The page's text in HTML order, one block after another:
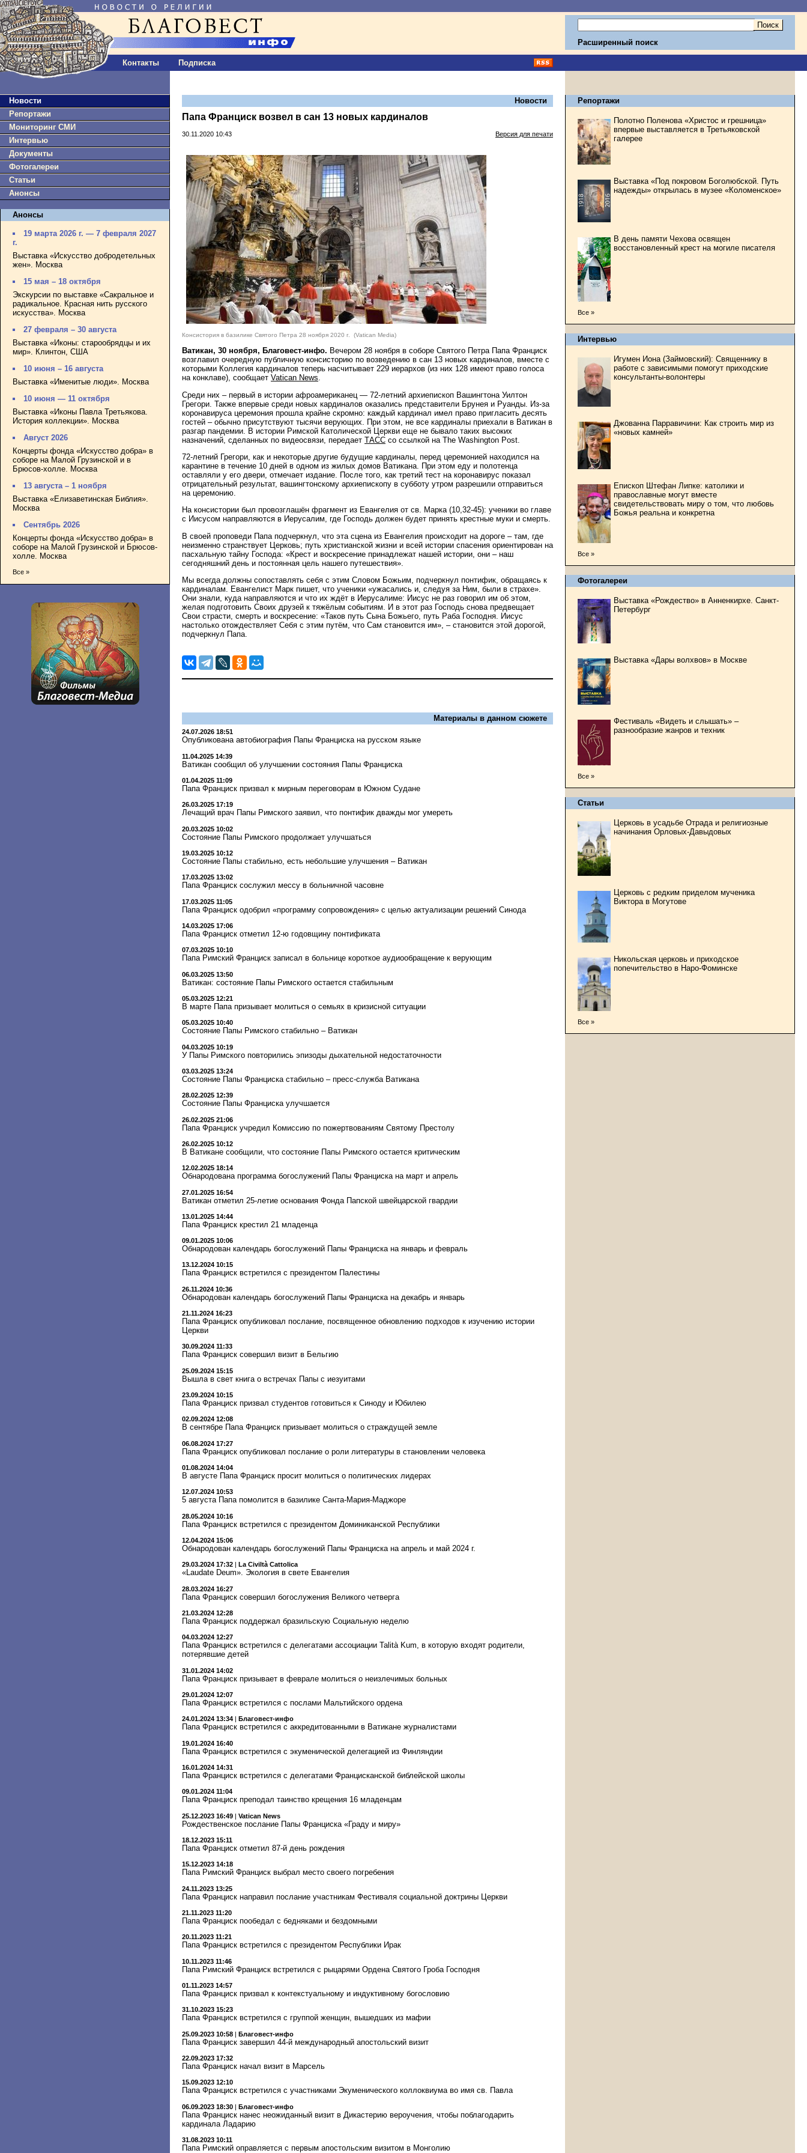
Контакты Подписка
Расширенный поиск
Новости
Репортажи
Мониторинг СМИ
Интервью
Документы
Фотогалереи
Статьи
Анонсы
Анонсы
19 марта 2026 г. — 7 февраля 2027
г.
Выставка «Искусство добродетельных
жен». Москва
15 мая – 18 октября
Экскурсии по выставке «Сакральное и
радикальное. Красная нить русского
искусства». Москва
27 февраля – 30 августа
Выставка «Иконы: старообрядцы и их
мир». Клинтон, США
10 июня – 16 августа
Выставка «Именитые люди». Москва
10 июня — 11 октября
Выставка «Иконы Павла Третьякова.
История коллекции». Москва
Август 2026
Концерты фонда «Искусство добра» в
соборе на Малой Грузинской и в
Брюсов-холле. Москва
13 августа – 1 ноября
Выставка «Елизаветинская Библия».
Москва
Сентябрь 2026
Концерты фонда «Искусство добра» в
соборе на Малой Грузинской и Брюсов-
холле. Москва
Все »
Новости
Папа Франциск возвел в сан 13 новых кардиналов
30.11.2020 10:43 Версия для печати
Консистория в базилике Святого Петра 28 ноября 2020 г. (Vatican Media)
Ватикан, 30 ноября, Благовест-инфо. Вечером 28 ноября в соборе Святого Петра Папа Франциск
возглавил очередную публичную консисторию по возведению в сан 13 новых кардиналов, вместе с
которыми Коллегия кардиналов теперь насчитывает 229 иерархов (из них 128 имеют право голоса
на конклаве), сообщает Vatican News.
Среди них – первый в истории афроамериканец — 72-летний архиепископ Вашингтона Уилтон
Грегори. Также впервые среди новых кардиналов оказались представители Брунея и Руанды. Из-за
коронавируса церемония прошла крайне скромно: каждый кардинал имел право пригласить десять
гостей – обычно присутствуют тысячи верующих. При этом, не все кардиналы приехали в Ватикан в
разгар пандемии. В истории Римской Католической Церкви еще не бывало таких высоких
назначений, сделанных по видеосвязи, передает ТАСС со ссылкой на The Washington Post.
72-летний Грегори, как и некоторые другие будущие кардиналы, перед церемонией находился на
карантине в течение 10 дней в одном из жилых домов Ватикана. При этом еду и полотенца
оставляли у его двери, отмечает издание. После того, как третий тест на коронавирус показал
отрицательный результат, вашингтонскому архиепископу в субботу утром разрешили отправиться
на церемонию.
На консистории был провозглашён фрагмент из Евангелия от св. Марка (10,32-45): ученики во главе
с Иисусом направляются в Иерусалим, где Господь должен будет принять крестные муки и смерть.
В своей проповеди Папа подчеркнул, что эта сцена из Евангелия происходит на дороге – там, где
неизменно странствует Церковь; путь христианской жизни и всей истории спасения ориентирован на
пасхальную тайну Господа: «Крест и воскресение принадлежат нашей истории, они – наш
сегодняшний день и постоянная цель нашего путешествия».
Мы всегда должны сопоставлять себя с этим Словом Божьим, подчеркнул понтифик, обращаясь к
кардиналам. Евангелист Марк пишет, что ученики «ужасались и, следуя за Ним, были в страхе».
Они знали, куда направляются и что их ждёт в Иерусалиме: Иисус не раз говорил им об этом,
желая подготовить Своих друзей к тяжёлым событиям. И в этот раз Господь снова предвещает
Свои страсти, смерть и воскресение: «Таков путь Сына Божьего, путь Раба Господня. Иисус
настолько отождествляет Себя с этим путём, что Сам становится им», – становится этой дорогой,
подчеркнул Папа.
Материалы в данном сюжете
24.07.2026 18:51
Опубликована автобиография Папы Франциска на русском языке
11.04.2025 14:39
Ватикан сообщил об улучшении состояния Папы Франциска
01.04.2025 11:09
Папа Франциск призвал к мирным переговорам в Южном Судане
26.03.2025 17:19
Лечащий врач Папы Римского заявил, что понтифик дважды мог умереть
20.03.2025 10:02
Состояние Папы Римского продолжает улучшаться
19.03.2025 10:12
Состояние Папы стабильно, есть небольшие улучшения – Ватикан
17.03.2025 13:02
Папа Франциск сослужил мессу в больничной часовне
17.03.2025 11:05
Папа Франциск одобрил «программу сопровождения» с целью актуализации решений Синода
14.03.2025 17:06
Папа Франциск отметил 12-ю годовщину понтификата
07.03.2025 10:10
Папа Римский Франциск записал в больнице короткое аудиообращение к верующим
06.03.2025 13:50
Ватикан: состояние Папы Римского остается стабильным
05.03.2025 12:21
В марте Папа призывает молиться о семьях в кризисной ситуации
05.03.2025 10:40
Состояние Папы Римского стабильно – Ватикан
04.03.2025 10:19
У Папы Римского повторились эпизоды дыхательной недостаточности
03.03.2025 13:24
Состояние Папы Франциска стабильно – пресс-служба Ватикана
28.02.2025 12:39
Состояние Папы Франциска улучшается
26.02.2025 21:06
Папа Франциск учредил Комиссию по пожертвованиям Святому Престолу
26.02.2025 10:12
В Ватикане сообщили, что состояние Папы Римского остается критическим
12.02.2025 18:14
Обнародована программа богослужений Папы Франциска на март и апрель
27.01.2025 16:54
Ватикан отметил 25-летие основания Фонда Папской швейцарской гвардии
13.01.2025 14:44
Папа Франциск крестил 21 младенца
09.01.2025 10:06
Обнародован календарь богослужений Папы Франциска на январь и февраль
13.12.2024 10:15
Папа Франциск встретился с президентом Палестины
26.11.2024 10:36
Обнародован календарь богослужений Папы Франциска на декабрь и январь
21.11.2024 16:23
Папа Франциск опубликовал послание, посвященное обновлению подходов к изучению истории
Церкви
30.09.2024 11:33
Папа Франциск совершил визит в Бельгию
25.09.2024 15:15
Вышла в свет книга о встречах Папы с иезуитами
23.09.2024 10:15
Папа Франциск призвал студентов готовиться к Синоду и Юбилею
02.09.2024 12:08
В сентябре Папа Франциск призывает молиться о страждущей земле
06.08.2024 17:27
Папа Франциск опубликовал послание о роли литературы в становлении человека
01.08.2024 14:04
В августе Папа Франциск просит молиться о политических лидерах
12.07.2024 10:53
5 августа Папа помолится в базилике Санта-Мария-Маджоре
28.05.2024 10:16
Папа Франциск встретился с президентом Доминиканской Республики
12.04.2024 15:06
Обнародован календарь богослужений Папы Франциска на апрель и май 2024 г.
29.03.2024 17:32 La Civiltà Cattolica
«Laudate Deum». Экология в свете Евангелия
28.03.2024 16:27
Папа Франциск совершил богослужения Великого четверга
21.03.2024 12:28
Папа Франциск поддержал бразильскую Социальную неделю
04.03.2024 12:27
Папа Франциск встретился с делегатами ассоциации Talità Kum, в которую входят родители,
потерявшие детей
31.01.2024 14:02
Папа Франциск призывает в феврале молиться о неизлечимых больных
29.01.2024 12:07
Папа Франциск встретился с послами Мальтийского ордена
24.01.2024 13:34 Благовест-инфо
Папа Франциск встретился с аккредитованными в Ватикане журналистами
19.01.2024 16:40
Папа Франциск встретился с экуменической делегацией из Финляндии
16.01.2024 14:31
Папа Франциск встретился с делегатами Францисканской библейской школы
09.01.2024 11:04
Папа Франциск преподал таинство крещения 16 младенцам
25.12.2023 16:49 | Vatican News
Рождественское послание Папы Франциска «Граду и миру»
18.12.2023 15:11
Папа Франциск отметил 87-й день рождения
15.12.2023 14:18
Папа Римский Франциск выбрал место своего погребения
24.11.2023 13:25
Папа Франциск направил послание участникам Фестиваля социальной доктрины Церкви
21.11.2023 11:20
Папа Франциск пообедал с бедняками и бездомными
20.11.2023 11:21
Папа Франциск встретился с президентом Республики Ирак
10.11.2023 11:46
Папа Римский Франциск встретился с рыцарями Ордена Святого Гроба Господня
01.11.2023 14:57
Папа Франциск призвал к контекстуальному и индуктивному богословию
31.10.2023 15:23
Папа Франциск встретился с группой женщин, вышедших из мафии
25.09.2023 10:58 | Благовест-инфо
Папа Франциск завершил 44-й международный апостольский визит
22.09.2023 17:32
Папа Франциск начал визит в Марсель
15.09.2023 12:10
Папа Франциск встретился с участниками Экуменического коллоквиума во имя св. Павла
06.09.2023 18:30 | Благовест-инфо
Папа Франциск нанес неожиданный визит в Дикастерию вероучения, чтобы поблагодарить
кардинала Ладарию
31.08.2023 10:11
Папа Римский оправляется с первым апостольским визитом в Монголию
Репортажи
Полотно Поленова «Христос и грешница»
впервые выставляется в Третьяковской
галерее
Выставка «Под покровом Боголюбской. Путь
надежды» открылась в музее «Коломенское»
В день памяти Чехова освящен
восстановленный крест на могиле писателя
Все »
Интервью
Игумен Иона (Займовский): Священнику в
работе с зависимыми помогут приходские
консультанты-волонтеры
Джованна Парравичини: Как строить мир из
«новых камней»
Епископ Штефан Липке: католики и
православные могут вместе
свидетельствовать миру о том, что любовь
Божья реальна и конкретна
Все »
Фотогалереи
Выставка «Рождество» в Анненкирхе. Санкт-
Петербург
Выставка «Дары волхвов» в Москве
Фестиваль «Видеть и слышать» –
разнообразие жанров и техник
Все »
Статьи
Церковь в усадьбе Отрада и религиозные
начинания Орловых-Давыдовых
Церковь с редким приделом мученика
Виктора в Могутове
Никольская церковь и приходское
попечительство в Наро-Фоминске
Все »